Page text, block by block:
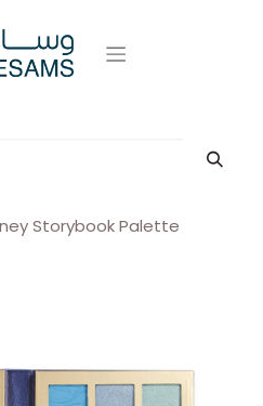
Storybook Palette